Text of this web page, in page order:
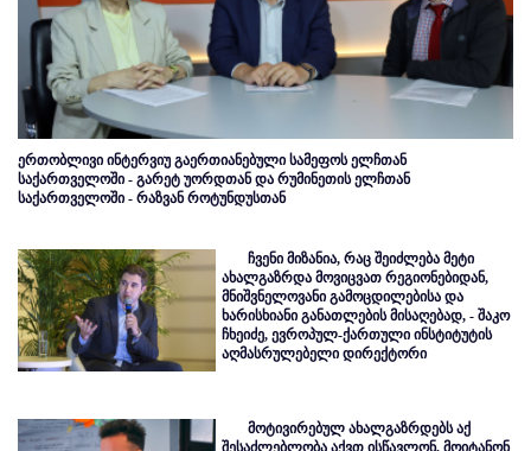
ერთობლივი ინტერვიუ გაერთიანებული სამეფოს ელჩთან
საქართველოში - გარეტ უორდთან და რუმინეთის ელჩთან
საქართველოში - რაზვან როტუნდუსთან
ჩვენი მიზანია, რაც შეიძლება მეტი
ახალგაზრდა მოვიცვათ რეგიონებიდან,
მნიშვნელოვანი გამოცდილებისა და
ხარისხიანი განათლების მისაღებად, - შაკო
ჩხეიძე, ევროპულ-ქართული ინსტიტუტის
აღმასრულებელი დირექტორი
მოტივირებულ ახალგაზრდებს აქ
შესაძლებლობა აქვთ ისწავლონ, მოიტანონ